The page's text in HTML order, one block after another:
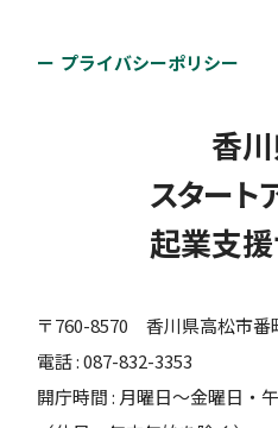
プライバシーポリシー
香
スタート
起業支
〒760-8570 香川県高松市番
電話 : 087-832-3353
開庁時間 : 月曜日～金曜日・